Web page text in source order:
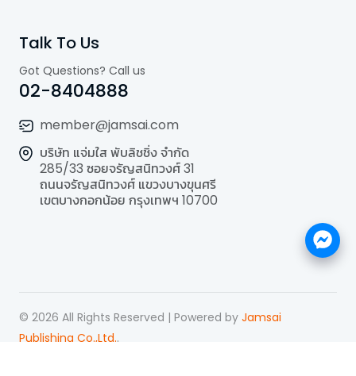
Talk To Us
Got Questions? Call us
02-8404888
member@jamsai.com
บริษัท แจ่มใส พับลิชชิ่ง จำกัด
285/33 ซอยจรัญสนิทวงศ์ 31
ถนนจรัญสนิทวงศ์ แขวงบางขุนศรี
เขตบางกอกน้อย กรุงเทพฯ 10700
© 2026 All Rights Reserved | Powered by Jamsai
Publishing Co.,Ltd..